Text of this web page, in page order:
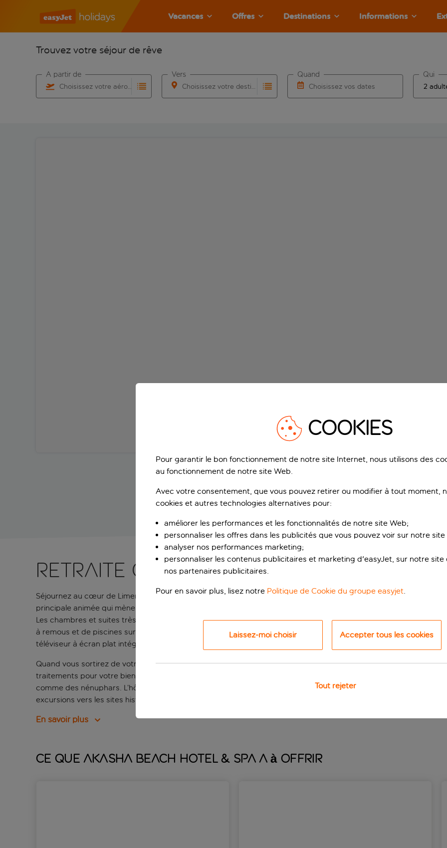
Vacances Offres Destinations Informations
Trouvez votre séjour de rêve
Choisissez votre aéroport
À partir de
Choisissez votre destination
Vers
Choisissez vos dates
Quand Qui
Retraite cinq étoiles élégante en
Séjournez au cœur de Limenas Hersonissos dans l’Akasha Beach Hotel & Spa haut de gamme. Cet hôtel cinq
principale animée qui mène au port.
Les chambres et suites très élégantes sont dotées d’un design mariant le style scandinave et le charme des
à remous et de piscines sur les balcons, avec vues sur la mer ou la ville. Elles disposent d’installations
téléviseur à écran plat intégré dans le mur.
Quand vous sortirez de votre chambre luxueuse, allez vous détendre et vous ressourcer dans le spa de l’hôtel,
traitements pour votre bien-être. Vous aurez accès à trois piscines, dont la piscine extérieure principale, avec
comme des nénuphars. L’hôtel propose également plusieurs activités, dont des sports aquatiques et des
excursions vers les sites historiques intéressants de l’île.
En savoir plus
Ce que Akasha Beach Hotel & Spa a à offrir
COOKIES
Pour garantir le bon fonctionnement de notre site Internet, nous utilisons des
au fonctionnement de notre site Web.
Avec votre consentement, que vous pouvez retirer ou modifier à tout moment,
cookies et autres technologies alternatives pour:
améliorer les performances et les fonctionnalités de notre site Web;
personnaliser les offres dans les publicités que vous pouvez voir sur notre site
analyser nos performances marketing;
personnaliser les contenus publicitaires et marketing d'easyJet, sur notre site
nos partenaires publicitaires.
Pour en savoir plus, lisez notre Politique de Cookie du groupe easyjet.
Laissez-moi choisir Accepter tous les cookies
Tout rejeter